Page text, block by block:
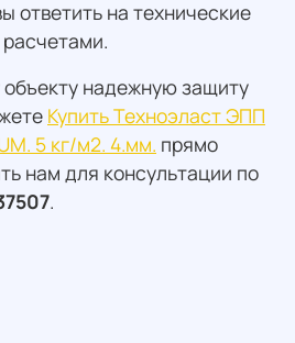
ответить на технические
надежную защиту
Купить Техноэласт ЭПП
5 кг/м2. 4.мм. прямо
нам для консультации по
.